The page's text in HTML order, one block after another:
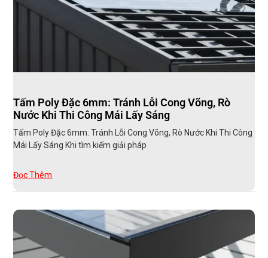
Tấm Poly Đặc 6mm: Tránh Lỗi Cong Võng, Rò
Nước Khi Thi Công Mái Lấy Sáng
Tấm Poly Đặc 6mm: Tránh Lỗi Cong Võng, Rò Nước Khi Thi Công
Mái Lấy Sáng Khi tìm kiếm giải pháp
Đọc Thêm